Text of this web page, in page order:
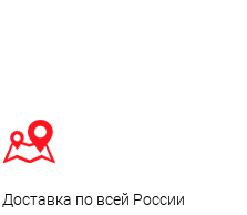
Доставка по всей России